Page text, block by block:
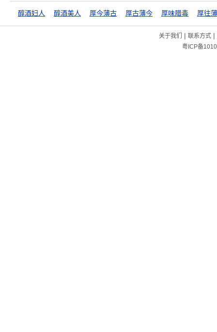
醇酒妇人 醇酒美人 厚今薄古 厚古薄今 厚味腊毒 厚往
关于我们 | 联系方式|
粤ICP备